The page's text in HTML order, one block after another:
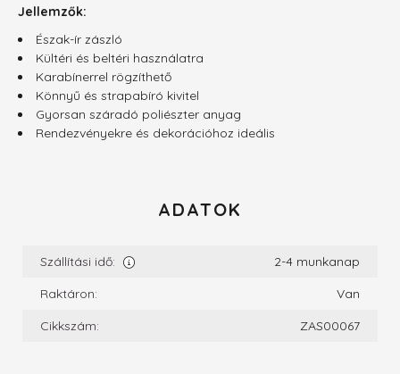
Jellemzők:
Észak-ír zászló
Kültéri és beltéri használatra
Karabínerrel rögzíthető
Könnyű és strapabíró kivitel
Gyorsan száradó poliészter anyag
Rendezvényekre és dekorációhoz ideális
ADATOK
Szállítási idő:
2-4 munkanap
Raktáron:
Van
Cikkszám:
ZAS00067